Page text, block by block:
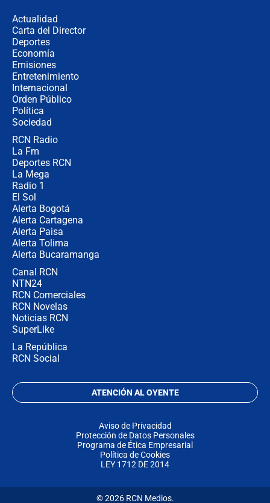
Actualidad
Carta del Director
Deportes
Economía
Emisiones
Entretenimiento
Internacional
Orden Público
Política
Sociedad
RCN Radio
La Fm
Deportes RCN
La Mega
Radio 1
El Sol
Alerta Bogotá
Alerta Cartagena
Alerta Paisa
Alerta Tolima
Alerta Bucaramanga
Canal RCN
NTN24
RCN Comerciales
RCN Novelas
Noticias RCN
SuperLike
La República
RCN Social
ATENCIÓN AL OYENTE
Aviso de Privacidad
Protección de Datos Personales
Programa de Ética Empresarial
Política de Cookies
LEY 1712 DE 2014
© 2026 RCN Medios.